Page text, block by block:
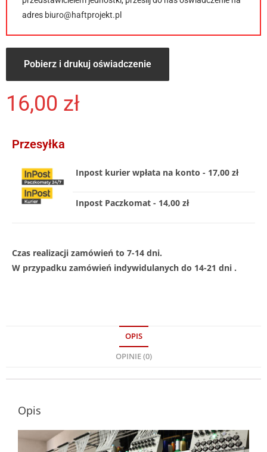
adres biuro@haftprojekt.pl
Pobierz i drukuj oświadczenie
16,00 zł
Przesyłka
Inpost kurier wpłata na konto - 17,00 zł
Inpost Paczkomat - 14,00 zł
Czas realizacji zamówień to 7-14 dni.
W przypadku zamówień indywidulanych do 14-21 dni .
OPIS
OPINIE (0)
Opis